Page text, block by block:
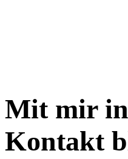
Mit mir in
Kontakt